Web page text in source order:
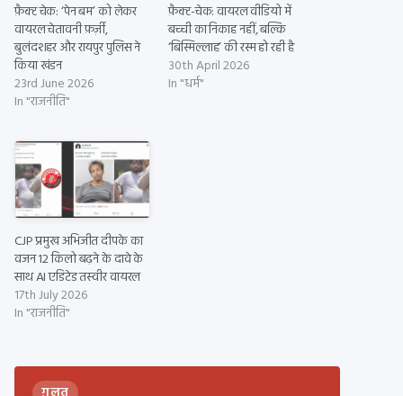
फ़ैक्ट चेक: ‘पेन बम’ को लेकर
वायरल चेतावनी फ़र्ज़ी,
बुलंदशहर और रायपुर पुलिस ने
किया खंडन
23rd June 2026
In "राजनीति"
फ़ैक्ट-चेक: वायरल वीडियो में
बच्ची का निकाह नहीं, बल्कि
‘बिस्मिल्लाह’ की रस्म हो रही है
30th April 2026
In "धर्म"
CJP प्रमुख अभिजीत दीपके का
वजन 12 किलो बढ़ने के दावे के
साथ AI एडिटेड तस्वीर वायरल
17th July 2026
In "राजनीति"